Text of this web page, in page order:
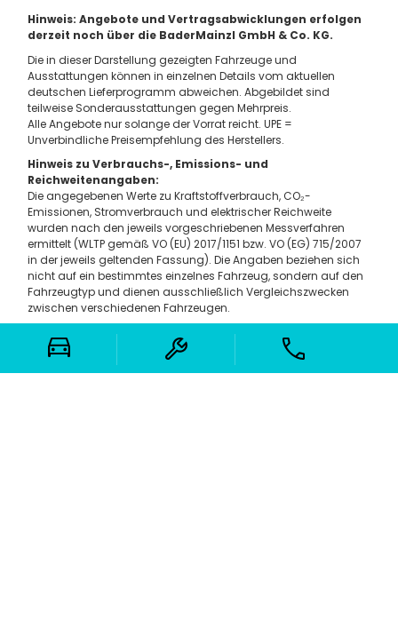
Hinweis: Angebote und Vertragsabwicklungen erfolgen
derzeit noch über die BaderMainzl GmbH & Co. KG.
Die in dieser Darstellung gezeigten Fahrzeuge und
Ausstattungen können in einzelnen Details vom aktuellen
deutschen Lieferprogramm abweichen. Abgebildet sind
teilweise Sonderausstattungen gegen Mehrpreis.
Alle Angebote nur solange der Vorrat reicht. UPE =
Unverbindliche Preisempfehlung des Herstellers.
Hinweis zu Verbrauchs-, Emissions- und
Reichweitenangaben:
Die angegebenen Werte zu Kraftstoffverbrauch, CO₂-
Emissionen, Stromverbrauch und elektrischer Reichweite
wurden nach den jeweils vorgeschriebenen Messverfahren
ermittelt (WLTP gemäß VO (EU) 2017/1151 bzw. VO (EG) 715/2007
in der jeweils geltenden Fassung). Die Angaben beziehen sich
nicht auf ein bestimmtes einzelnes Fahrzeug, sondern auf den
Fahrzeugtyp und dienen ausschließlich Vergleichszwecken
zwischen verschiedenen Fahrzeugen.
Hinweis nach Richtlinie 1999/94/EG:
Der Kraftstoffverbrauch, der Stromverbrauch sowie die CO₂-
Emissionen eines Fahrzeugs hängen wesentlich von Fahrweise,